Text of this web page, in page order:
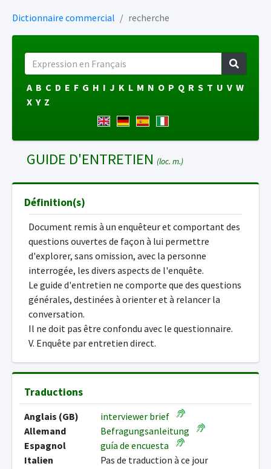
Dictionnaire commercial recherche
A B C D E F G H I J K L M N O P Q R S T U V W
X Y Z
GUIDE D'ENTRETIEN (loc. m.)
Définition(s)
Document remis à un enquêteur et comportant des
questions ouvertes de façon à lui permettre
d'explorer, sans omission, avec la personne
interrogée, les divers aspects de l'enquête.
Le guide d'entretien ne comporte que des questions
générales, destinées à orienter et à relancer la
conversation.
Il ne doit pas être confondu avec le questionnaire.
V. Enquête par entretien direct.
Traductions
Anglais (GB)
interviewer brief
Allemand
Befragungsanleitung
Espagnol
guía de encuesta
Italien
Pas de traduction à ce jour